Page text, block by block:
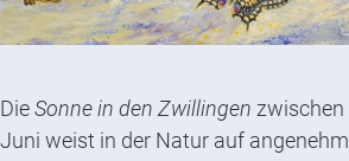
DieSonne in den Zwillingen zwischen
Juni weist in der Natur auf